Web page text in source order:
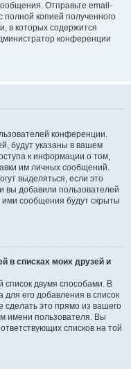
Отправьте email-
копией полученного
в которых содержится
конференции
конференции.
будут указаны в вашем
к информации о том,
им личных сообщений.
выделяться, если это
вы добавили пользователей
сообщения будут скрыты
в списках моих друзей и
список двумя способами. В
для его добавления в список
сделать это прямо из вашего
имени пользователя. Вы
списков на той